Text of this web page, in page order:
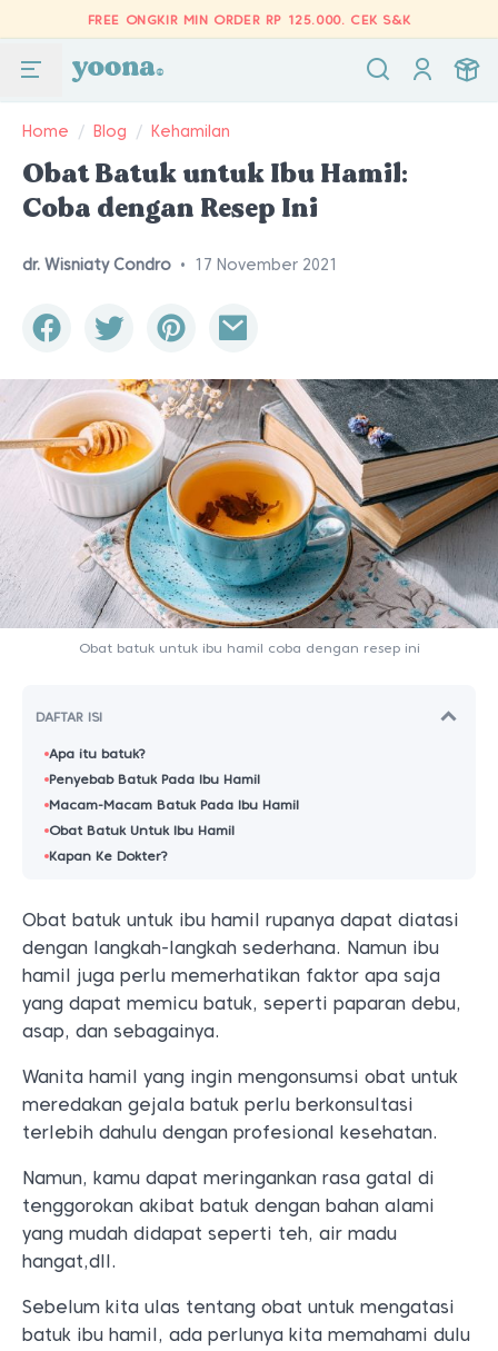
FREE ONGKIR MIN ORDER RP 125.000. CEK S&K
Home / Blog / Kehamilan
Obat Batuk untuk Ibu Hamil:
Coba dengan Resep Ini
dr. Wisniaty Condro • 17 November 2021
Obat batuk untuk ibu hamil coba dengan resep ini
DAFTAR ISI
Apa itu batuk?
Penyebab Batuk Pada Ibu Hamil
Macam-Macam Batuk Pada Ibu Hamil
Obat Batuk Untuk Ibu Hamil
Kapan Ke Dokter?
Obat batuk untuk ibu hamil rupanya dapat diatasi
dengan langkah-langkah sederhana. Namun ibu
hamil juga perlu memerhatikan faktor apa saja
yang dapat memicu batuk, seperti paparan debu,
asap, dan sebagainya.
Wanita hamil yang ingin mengonsumsi obat untuk
meredakan gejala batuk perlu berkonsultasi
terlebih dahulu dengan profesional kesehatan.
Namun, kamu dapat meringankan rasa gatal di
tenggorokan akibat batuk dengan bahan alami
yang mudah didapat seperti teh, air madu
hangat,dll.
Sebelum kita ulas tentang obat untuk mengatasi
batuk ibu hamil, ada perlunya kita memahami dulu